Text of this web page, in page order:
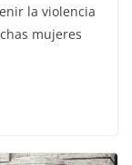
la violencia
mujeres